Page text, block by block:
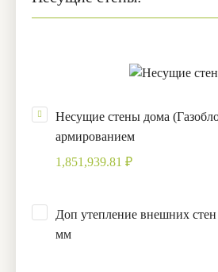
Несущие стены дома
армированием
1,851,939.81 ₽
Доп утепление внешних
мм